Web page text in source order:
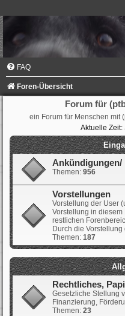
FAQ
Foren-Übersicht
Forum für
ein Forum für Menschen mit
Aktuelle Zeit:
Ankündigungen/
Themen: 956
Vorstellungen
Vorstellung der User
Vorstellung in
restlichen
Durch die Vorstellung
Themen: 187
Rechtliches,
Gesetzliche Stellung
Finanzierung,
Themen: 23